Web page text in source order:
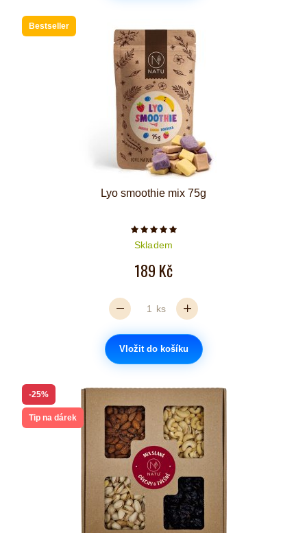
Bestseller
Lyo smoothie mix 75g
Počet hvězdiček je 5 z 5
Skladem
189 Kč
ks
Vložit do košíku
-25%
Tip na dárek